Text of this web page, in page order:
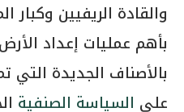
والقادة الريفيين وكبار
بأهم عمليات إعداد
بالأصناف الجديدة التي
علي السياسة الصنفية